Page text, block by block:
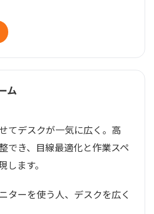
ム
てデスクが一気に広く。高
でき、目線最適化と作業スペ
ます。
ターを使う人、デスクを広く